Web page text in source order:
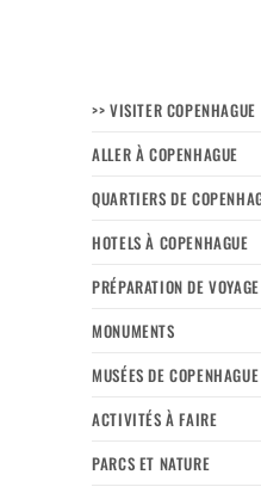
>> VISITER COPENHAGUE
ALLER À COPENHAGUE
QUARTIERS DE
HOTELS À COPENHAGUE
PRÉPARATION DE VOYAGE
MONUMENTS
MUSÉES DE COPENHAGUE
ACTIVITÉS À FAIRE
PARCS ET NATURE